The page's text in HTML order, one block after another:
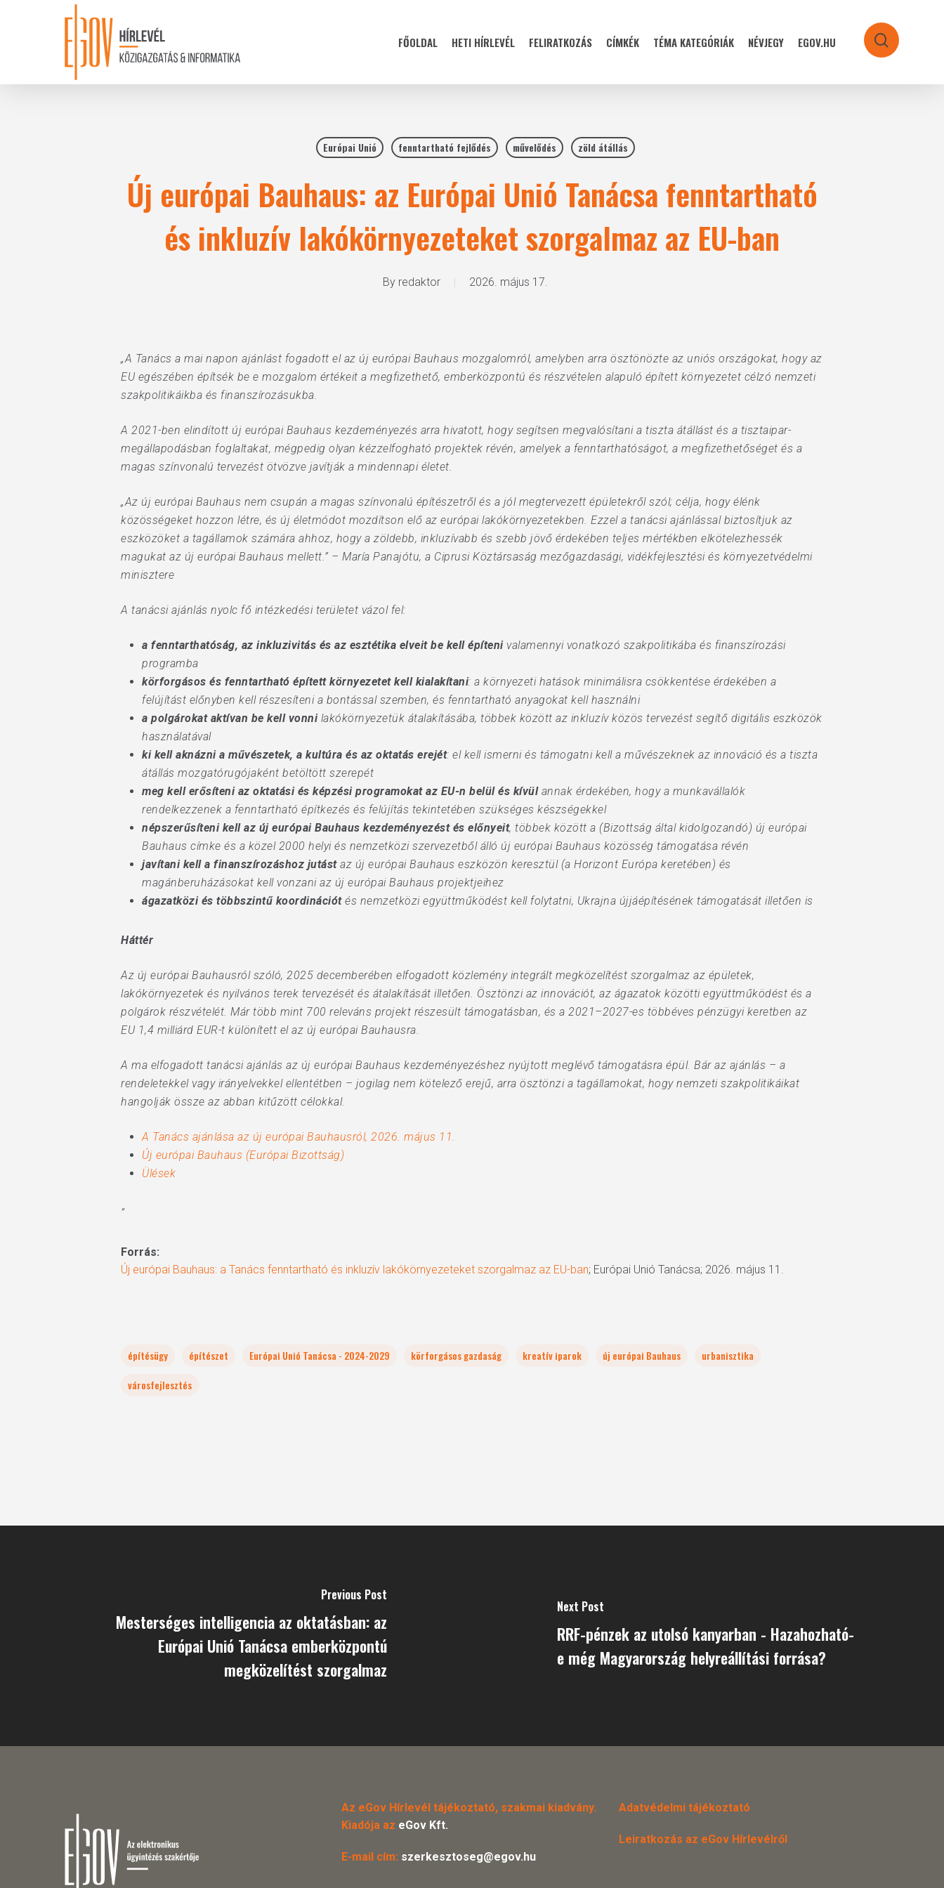
Hit enter to search or ESC to close
FŐOLDAL HETI HÍRLEVÉL FELIRATKOZÁS CÍMKÉK TÉMA KATEGÓRIÁK NÉVJEGY EGOV.HU search
Európai Unió fenntartható fejlődés művelődés zöld átállás
Új európai Bauhaus: az Európai Unió Tanácsa fenntartható
és inkluzív lakókörnyezeteket szorgalmaz az EU-ban
By redaktor 2026. május 17.
„A Tanács a mai napon ajánlást fogadott el az új európai Bauhaus mozgalomról, amelyben arra ösztönözte az uniós országokat, hogy az
EU egészében építsék be e mozgalom értékeit a megfizethető, emberközpontú és részvételen alapuló épített környezetet célzó nemzeti
szakpolitikáikba és finanszírozásukba.
A 2021-ben elindított új európai Bauhaus kezdeményezés arra hivatott, hogy segítsen megvalósítani a tiszta átállást és a tisztaipar-
megállapodásban foglaltakat, mégpedig olyan kézzelfogható projektek révén, amelyek a fenntarthatóságot, a megfizethetőséget és a
magas színvonalú tervezést ötvözve javítják a mindennapi életet.
„Az új európai Bauhaus nem csupán a magas színvonalú építészetről és a jól megtervezett épületekről szól; célja, hogy élénk
közösségeket hozzon létre, és új életmódot mozdítson elő az európai lakókörnyezetekben. Ezzel a tanácsi ajánlással biztosítjuk az
eszközöket a tagállamok számára ahhoz, hogy a zöldebb, inkluzívabb és szebb jövő érdekében teljes mértékben elkötelezhessék
magukat az új európai Bauhaus mellett.” – María Panajótu, a Ciprusi Köztársaság mezőgazdasági, vidékfejlesztési és környezetvédelmi
minisztere
A tanácsi ajánlás nyolc fő intézkedési területet vázol fel:
a fenntarthatóság, az inkluzivitás és az esztétika elveit be kell építenivalamennyi vonatkozó szakpolitikába és finanszírozási
programba
körforgásos és fenntartható épített környezetet kell kialakítani: a környezeti hatások minimálisra csökkentése érdekében a
felújítást előnyben kell részesíteni a bontással szemben, és fenntartható anyagokat kell használni
a polgárokat aktívan be kell vonnilakókörnyezetük átalakításába, többek között az inkluzív közös tervezést segítő digitális eszközök
használatával
ki kell aknázni a művészetek, a kultúra és az oktatás erejét: el kell ismerni és támogatni kell a művészeknek az innováció és a tiszta
átállás mozgatórugójaként betöltött szerepét
meg kell erősíteni az oktatási és képzési programokat az EU-n belül és kívülannak érdekében, hogy a munkavállalók
rendelkezzenek a fenntartható építkezés és felújítás tekintetében szükséges készségekkel
népszerűsíteni kell az új európai Bauhaus kezdeményezést és előnyeit, többek között a (Bizottság által kidolgozandó) új európai
Bauhaus címke és a közel 2000 helyi és nemzetközi szervezetből álló új európai Bauhaus közösség támogatása révén
javítani kell a finanszírozáshoz jutástaz új európai Bauhaus eszközön keresztül (a Horizont Európa keretében) és
magánberuházásokat kell vonzani az új európai Bauhaus projektjeihez
ágazatközi és többszintű koordinációtés nemzetközi együttműködést kell folytatni, Ukrajna újjáépítésének támogatását illetően is
Háttér
Az új európai Bauhausról szóló, 2025 decemberében elfogadott közlemény integrált megközelítést szorgalmaz az épületek,
lakókörnyezetek és nyilvános terek tervezését és átalakítását illetően. Ösztönzi az innovációt, az ágazatok közötti együttműködést és a
polgárok részvételét. Már több mint 700 releváns projekt részesült támogatásban, és a 2021–2027-es többéves pénzügyi keretben az
EU 1,4 milliárd EUR-t különített el az új európai Bauhausra.
A ma elfogadott tanácsi ajánlás az új európai Bauhaus kezdeményezéshez nyújtott meglévő támogatásra épül. Bár az ajánlás – a
rendeletekkel vagy irányelvekkel ellentétben – jogilag nem kötelező erejű, arra ösztönzi a tagállamokat, hogy nemzeti szakpolitikáikat
hangolják össze az abban kitűzött célokkal.
A Tanács ajánlása az új európai Bauhausról, 2026. május 11.
Új európai Bauhaus (Európai Bizottság)
Ülések
”
Forrás:
Új európai Bauhaus: a Tanács fenntartható és inkluzív lakókörnyezeteket szorgalmaz az EU-ban; Európai Unió Tanácsa; 2026. május 11.
építésügy építészet Európai Unió Tanácsa - 2024-2029 körforgásos gazdaság kreatív iparok új európai Bauhaus
urbanisztika
városfejlesztés
Previous Post
Mesterséges intelligencia az oktatásban: az
Európai Unió Tanácsa emberközpontú
megközelítést szorgalmaz
Next Post
RRF-pénzek az utolsó kanyarban - Hazahozható-
e még Magyarország helyreállítási forrása?
Az eGov Hírlevél tájékoztató, szakmai kiadvány.
Kiadója az eGov Kft.
E-mail cím: szerkesztoseg@egov.hu
Adatvédelmi tájékoztató
Leiratkozás az eGov Hírlevélről